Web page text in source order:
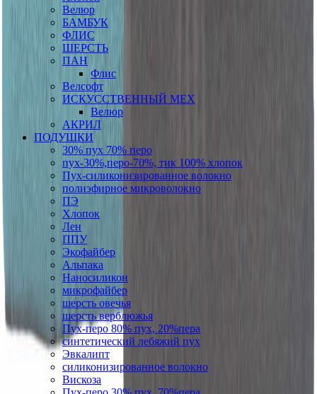
Велюр
БАМБУК
ФЛИС
ШЕРСТЬ
ПАН
Флис
Велсофт
ИСКУССТВЕННЫЙ МЕХ
Велюр
АКРИЛ
ПОДУШКИ
30% пух 70% перо
пух-30%,перо-70%, тик 100% хлопок
Пух-силиконизированное волокно
полиэфирное микроволокно
ПЭ
Хлопок
Лен
ППУ
Экофайбер
Альпака
Наносиликон
микрофайбер
шерсть овечья
шерсть верблюжья
Пух-перо 80% пух, 20%пера
синтетический лебяжий пух
Эвкалипт
силиконизированное волокно
Вискоза